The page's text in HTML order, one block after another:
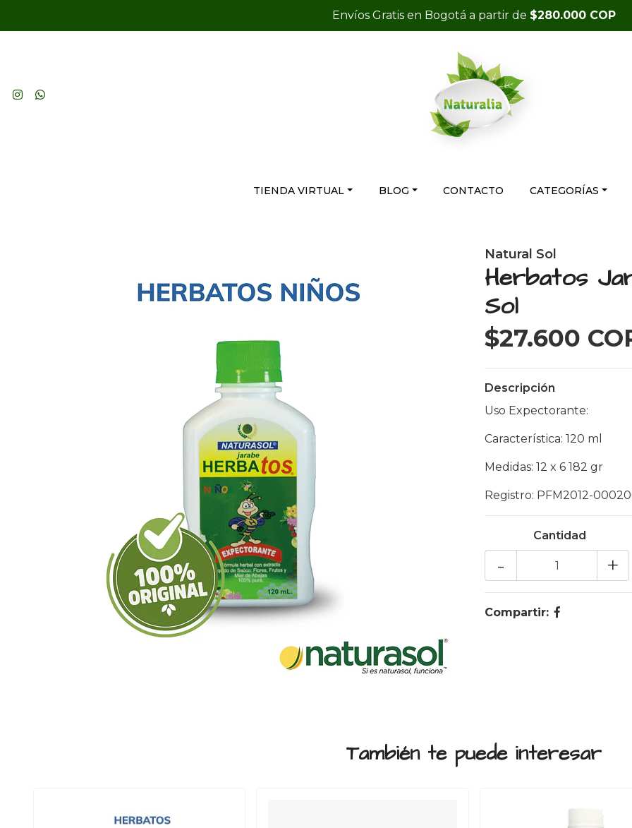
Envíos Gratis en Bogotá a partir de $280.000 COP
TIENDA VIRTUAL BLOG CONTACTO CATEGORÍAS
Natural Sol
Herbatos
Sol
$27.600
Descripción
Uso Expectorante:
Característica: 120 ml
Medidas: 12 x 6 182 gr
Registro: PFM2012-
Cantidad
+
-
Compartir:
También te puede interesar